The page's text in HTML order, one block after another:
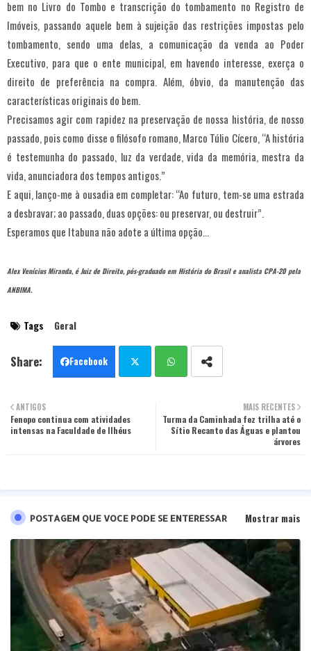
bem no Livro do Tombo e transcrição do tombamento no Registro de
Imóveis, passando aquele bem à sujeição das restrições impostas pelo
tombamento, sendo uma delas, a comunicação da venda ao Poder
Executivo, para que o ente municipal, em havendo interesse, exerça o
direito de preferência na compra. Além, óbvio, da manutenção das
características originais do bem.
Precisamos agir com rapidez na preservação de nossa história, de nosso
passado, pois como disse o filósofo romano, Marco Túlio Cícero, “A história
é testemunha do passado, luz da verdade, vida da memória, mestra da
vida, anunciadora dos tempos antigos.”
E aqui, lanço-me à ousadia em completar: “Ao futuro, tem-se uma estrada
a desbravar; ao passado, duas opções: ou preservar, ou destruir”.
Esperamos que Itabuna não adote a última opção…
Alex Venícius Miranda, é Juiz de Direito, pós-graduado em História do Brasil e analista CPA-20 pela
ANBIMA.
Tags Geral
Facebook
ter tsa
MAIS RECENTES
Turma da Caminhada fez trilha até o
Sítio Recanto das Águas e plantou
árvores
ANTIGOS
Fenopo continua com atividades
intensas na Faculdade de Ilhéus
POSTAGEM QUE VOCE PODE SE ENTERESSAR Mostrar mais